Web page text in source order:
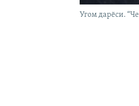
Угом дарёси.